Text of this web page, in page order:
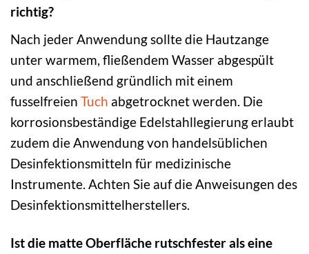
richtig?
Nach jeder Anwendung sollte die Hautzange
unter warmem, fließendem Wasser abgespült
und anschließend gründlich mit einem
fusselfreien Tuch abgetrocknet werden. Die
korrosionsbeständige Edelstahllegierung erlaubt
zudem die Anwendung von handelsüblichen
Desinfektionsmitteln für medizinische
Instrumente. Achten Sie auf die Anweisungen des
Desinfektionsmittelherstellers.
Ist die matte Oberfläche rutschfester als eine